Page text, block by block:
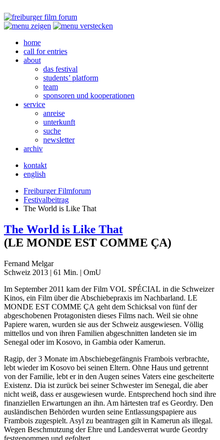
home
call for entries
about
das festival
students’ platform
team
sponsoren und kooperationen
service
anreise
unterkunft
suche
newsletter
archiv
kontakt
english
Freiburger Filmforum
Festivalbeitrag
The World is Like That
The World is Like That
(LE MONDE EST COMME ÇA)
Fernand Melgar
Schweiz 2013 | 61 Min. | OmU
Im September 2011 kam der Film VOL SPÉCIAL in die Schweizer
Kinos, ein Film über die Abschiebepraxis im Nachbarland. LE
MONDE EST COMME ÇA geht dem Schicksal von fünf der
abgeschobenen Protagonisten dieses Films nach. Weil sie ohne
Papiere waren, wurden sie aus der Schweiz ausgewiesen. Völlig
mittellos und von ihren Familien abgeschnitten landeten sie im
Senegal oder im Kosovo, in Gambia oder Kamerun.
Ragip, der 3 Monate im Abschiebegefängnis Frambois verbrachte,
lebt wieder im Kosovo bei seinen Eltern. Ohne Haus und getrennt
von der Familie, lebt er in den Augen seines Vaters eine gescheiterte
Existenz. Dia ist zurück bei seiner Schwester im Senegal, die aber
nicht weiß, dass er ausgewiesen wurde. Entsprechend hoch sind ihre
finanziellen Erwartungen an ihn. Am härtesten traf es Geordry. Den
ausländischen Behörden wurden seine Entlassungspapiere aus
Frambois zugespielt. Asyl zu beantragen gilt in Kamerun als illegal.
Wegen Beschmutzung der Ehre und Landesverrat wurde Geordry
festgenommen und gefoltert.